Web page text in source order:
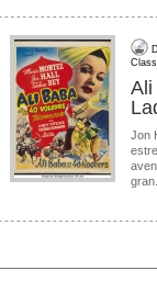
Ali
Jon